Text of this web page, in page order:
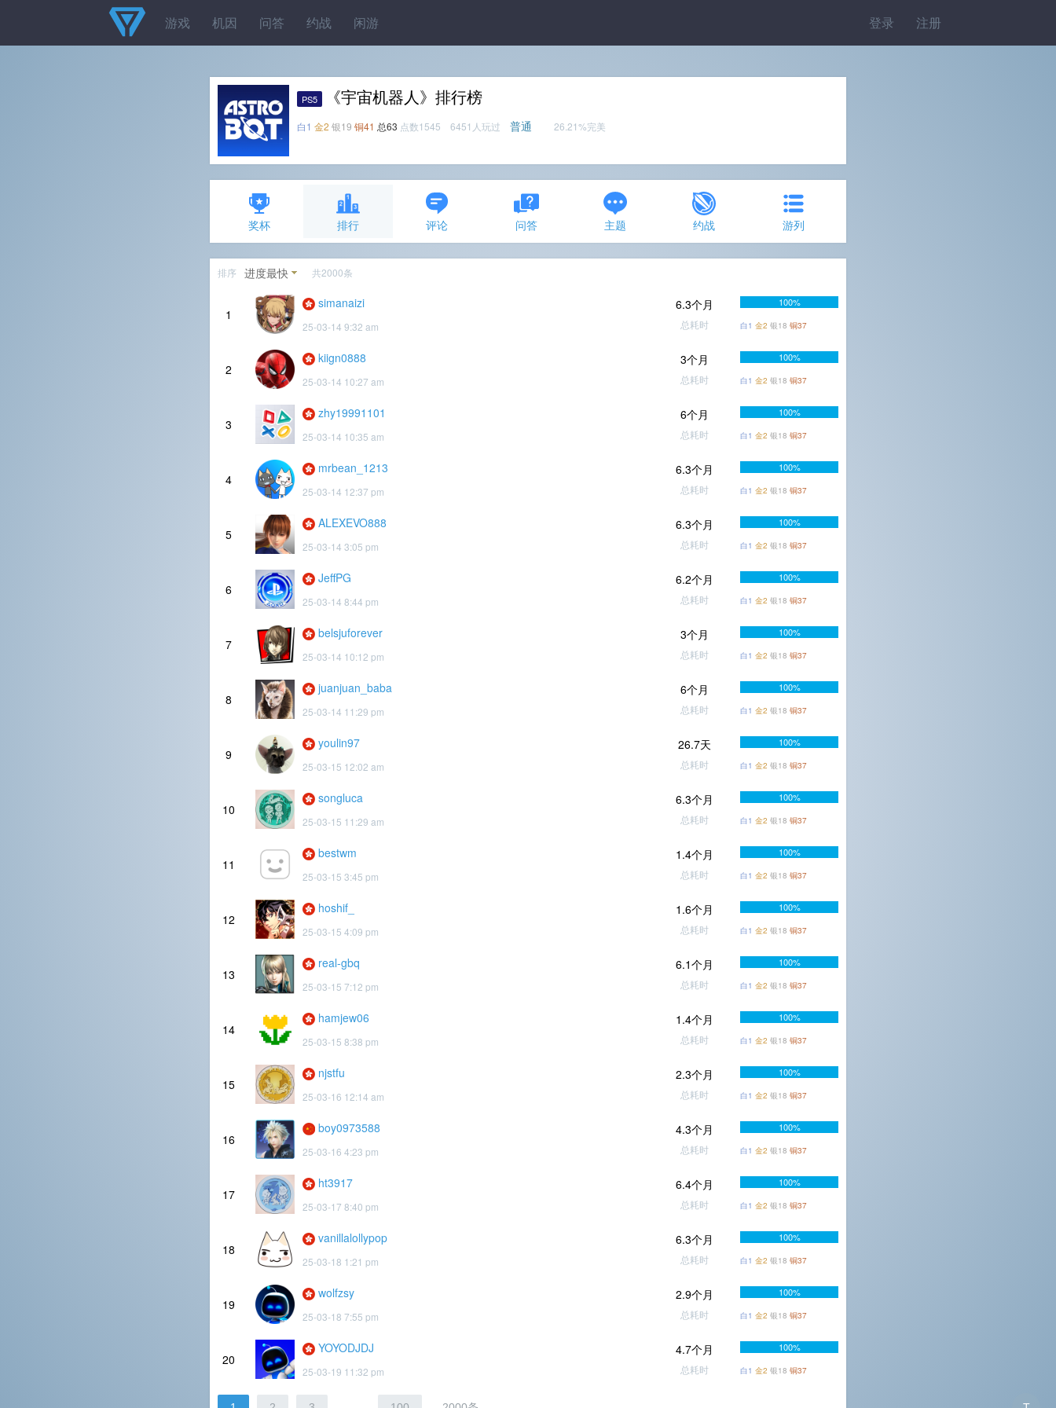
登录 注册
游戏 机因 问答 约战 闲游
PS5 《宇宙机器人》排行榜
白1 金2 银19 铜41 总63 点数1545 6451人玩过 普通 26.21%完美
奖杯 排行 评论 问答 主题 约战 游列
排序 进度最快 共2000条
1
simanaizi
25-03-14 9:32 am
6.3个月
总耗时
100%
白1 金2 银18 铜37
2
kiign0888
25-03-14 10:27 am
3个月
总耗时
100%
白1 金2 银18 铜37
3
zhy19991101
25-03-14 10:35 am
6个月
总耗时
100%
白1 金2 银18 铜37
4
mrbean_1213
25-03-14 12:37 pm
6.3个月
总耗时
100%
白1 金2 银18 铜37
5
ALEXEVO888
25-03-14 3:05 pm
6.3个月
总耗时
100%
白1 金2 银18 铜37
6
JeffPG
25-03-14 8:44 pm
6.2个月
总耗时
100%
白1 金2 银18 铜37
7
belsjuforever
25-03-14 10:12 pm
3个月
总耗时
100%
白1 金2 银18 铜37
8
juanjuan_baba
25-03-14 11:29 pm
6个月
总耗时
100%
白1 金2 银18 铜37
9
youlin97
25-03-15 12:02 am
26.7天
总耗时
100%
白1 金2 银18 铜37
10
songluca
25-03-15 11:29 am
6.3个月
总耗时
100%
白1 金2 银18 铜37
11
bestwm
25-03-15 3:45 pm
1.4个月
总耗时
100%
白1 金2 银18 铜37
12
hoshif_
25-03-15 4:09 pm
1.6个月
总耗时
100%
白1 金2 银18 铜37
13
real-gbq
25-03-15 7:12 pm
6.1个月
总耗时
100%
白1 金2 银18 铜37
14
hamjew06
25-03-15 8:38 pm
1.4个月
总耗时
100%
白1 金2 银18 铜37
15
njstfu
25-03-16 12:14 am
2.3个月
总耗时
100%
白1 金2 银18 铜37
16
boy0973588
25-03-16 4:23 pm
4.3个月
总耗时
100%
白1 金2 银18 铜37
17
ht3917
25-03-17 8:40 pm
6.4个月
总耗时
100%
白1 金2 银18 铜37
18
vanillalollypop
25-03-18 1:21 pm
6.3个月
总耗时
100%
白1 金2 银18 铜37
19
wolfzsy
25-03-18 7:55 pm
2.9个月
总耗时
100%
白1 金2 银18 铜37
20
YOYODJDJ
25-03-19 11:32 pm
4.7个月
总耗时
100%
白1 金2 银18 铜37